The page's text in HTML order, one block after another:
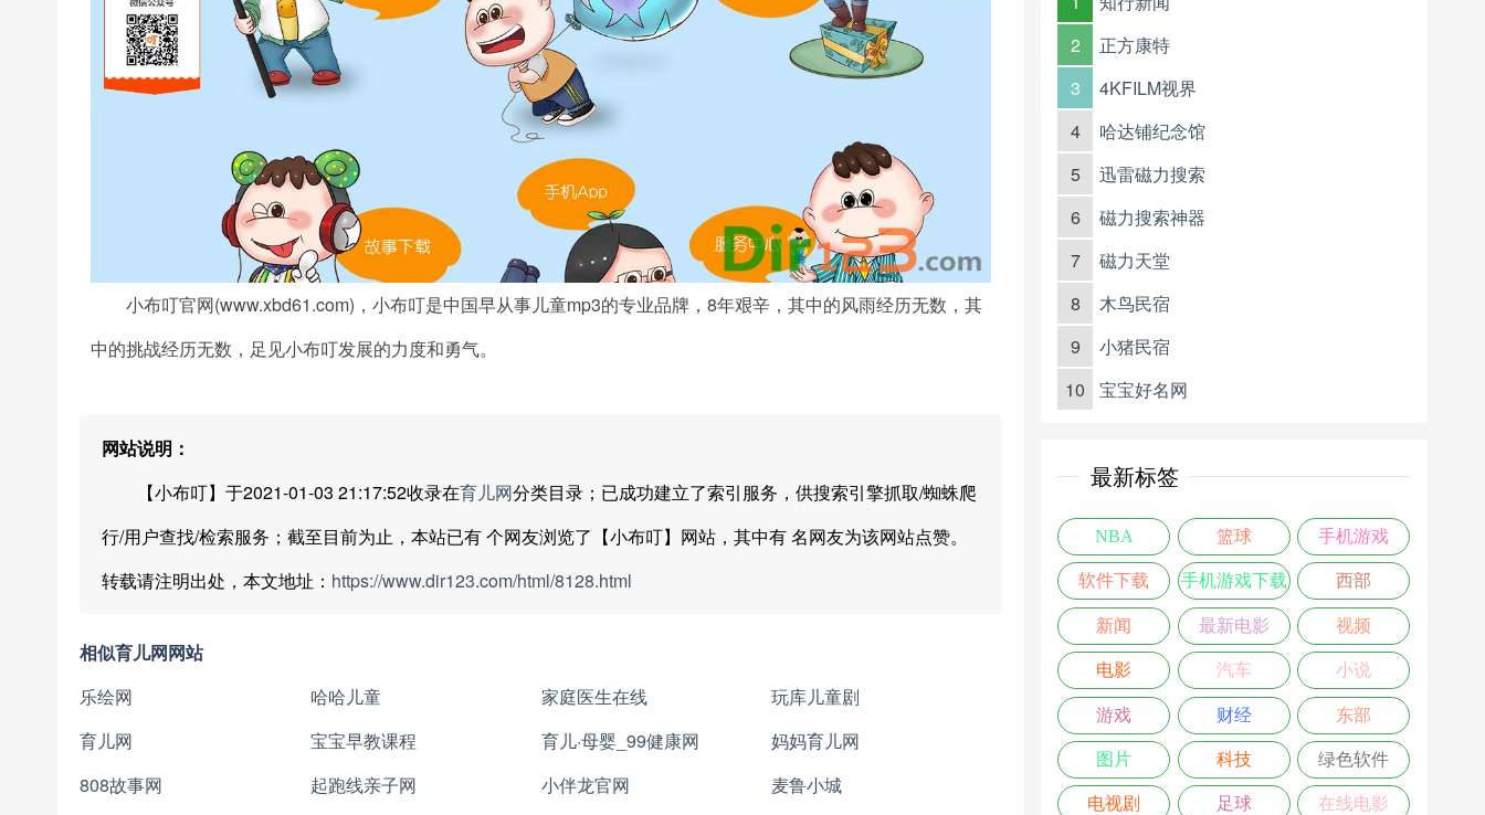
小布叮官网(www.xbd61.com)，小布叮是中国早从事儿童mp3的专业品牌，8年艰辛，其中的风雨经历无数，其
中的挑战经历无数，足见小布叮发展的力度和勇气。
网站说明：
【小布叮】于2021-01-03 21:17:52收录在育儿网分类目录；已成功建立了索引服务，供搜索引擎抓取/蜘蛛爬
行/用户查找/检索服务；截至目前为止，本站已有个网友浏览了【小布叮】网站，其中有名网友为该网站点赞。
转载请注明出处，本文地址： https://www.dir123.com/html/8128.html
相似育儿网网站
乐绘网
哈哈儿童 家庭医生在线
玩库儿童剧
育儿网
宝宝早教课程 育儿·母婴_99健康网
妈妈育儿网
808故事网
起跑线亲子网 小伴龙官网
麦鲁小城
2
正方康特
3
4KFILM视界
4
哈达铺纪念馆
5
迅雷磁力搜索
6
磁力搜索神器
7
磁力天堂
8
木鸟民宿
9
小猪民宿
10
宝宝好名网
最新标签
NBA 篮球 手机游戏
软件下载 手机游戏下载 西部
新闻 最新电影 视频
电影 汽车 小说
游戏 财经 东部
图片 科技 绿色软件
电视剧 足球 在线电影